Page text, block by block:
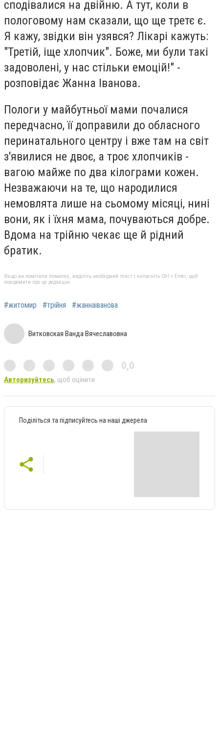
сподівалися на двійню. А тут, коли в
пологовому нам сказали, що ще третє є.
Я кажу, звідки він узявся? Лікарі кажуть:
"Третій, іще хлопчик". Боже, ми були такі
задоволені, у нас стільки емоцій!" -
розповідає Жанна Іванова.
Пологи у майбутньої мами почалися
передчасно, її доправили до обласного
перинатального центру і вже там на світ
з'явилися не двоє, а троє хлопчиків -
вагою майже по два кілограми кожен.
Незважаючи на те, що народилися
немовлята лише на сьомому місяці, нині
вони, як і їхня мама, почуваються добре.
Вдома на трійню чекає ще й рідний
братик.
Якщо ви помітили помилку, виділіть необхідний текст і натисніть Ctrl + Enter, щоб
повідомити про це редакцію
#житомир #трійня #жаннаіванова
Витковская Ванда Вячеславовна
0,0
Авторизуйтесь, щоб оцінити
Поділіться та підписуйтесь на наші джерела